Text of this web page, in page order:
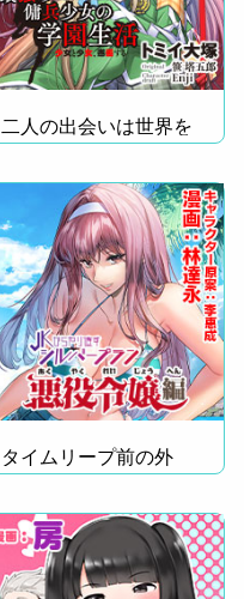
二人の出会いは世界を
変える。
タイムリープ前の外
伝！